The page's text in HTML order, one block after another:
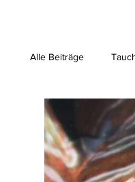
Alle Beiträge
Tauchhistorie
Mittel- und